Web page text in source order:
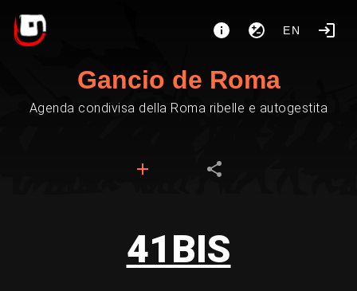
EN
Gancio de Roma
Agenda condivisa della Roma ribelle e autogestita
41BIS